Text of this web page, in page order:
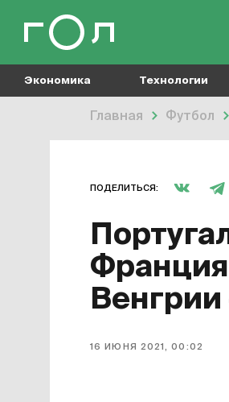
Экономика Технологии
Главная Футбол
ПОДЕЛИТЬСЯ:
Франция
Венгрии
16 ИЮНЯ 2021, 00:02